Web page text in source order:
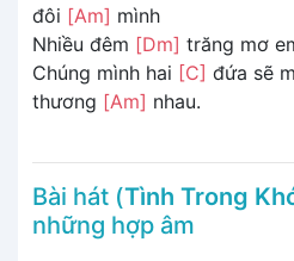
đôi [Am] mình
Nhiều đêm [Dm] trăng mơ
Chúng mình hai [C] đứa sẽ
thương [Am] nhau.
Bài hát (Tình Trong
những hợp âm